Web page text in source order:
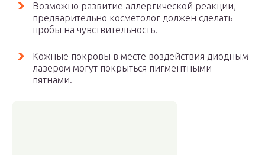
Возможно развитие аллергической реакции,
предварительно косметолог должен сделать
пробы на чувствительность.
Кожные покровы в месте воздействия диодным
лазером могут покрыться пигментными
пятнами.